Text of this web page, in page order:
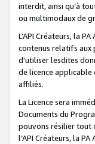
interdit, ainsi qu’à
ou multimodaux de
L’API Créateurs, la
contenus relatifs aux
d'utiliser lesdites
de licence applicable
affiliés.
La Licence sera
Documents du
pouvons résilier tout
l’API Créateurs, la